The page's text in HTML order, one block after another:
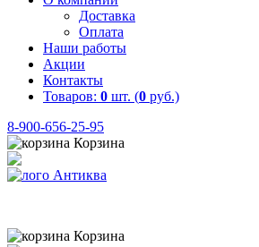
Доставка
Оплата
Наши работы
Акции
Контакты
Товаров: 0 шт. (0 руб.)
8-900-656-25-95
Корзина
Корзина